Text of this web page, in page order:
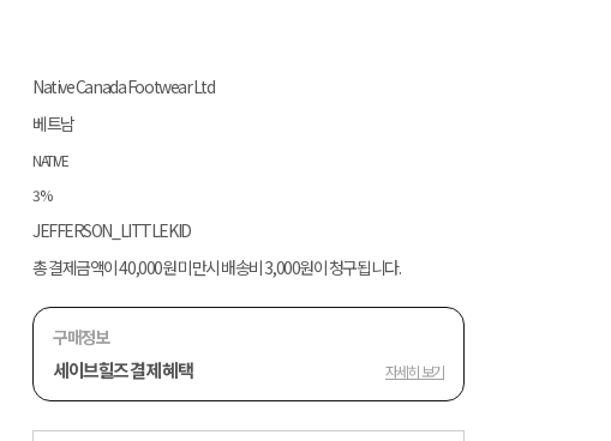
Native Canada Footwear Ltd
베트남
NATIVE
3%
JEFFERSON_LITTLEKID
총 결제금액이 40,000원 미만시 배송비 3,000원이 청구됩니다.
구매정보
세이브힐즈 결제 혜택 자세히 보기